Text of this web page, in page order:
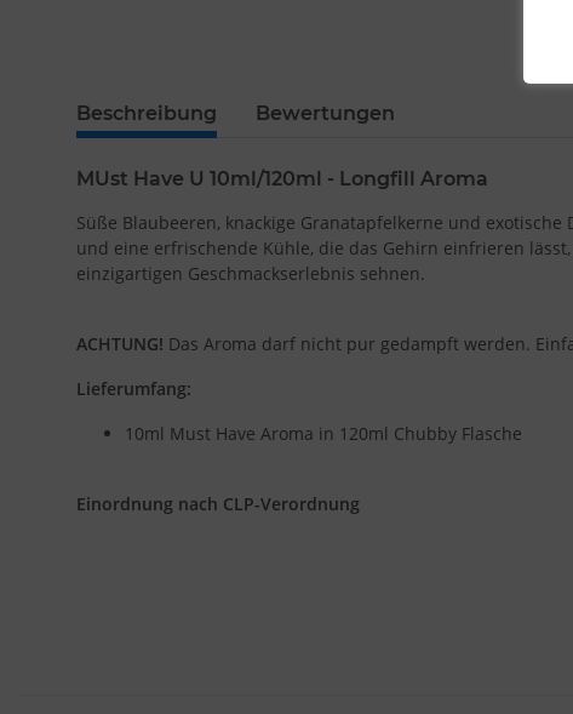
Beschreibung Bewertungen
MUst Have U 10ml/120ml - Longfill Aroma
Süße Blaubeeren, knackige Granatapfelkerne und
und eine erfrischende Kühle, die das Gehirn einfrieren
einzigartigen Geschmackserlebnis sehnen.
ACHTUNG! Das Aroma darf nicht pur gedampft werden.
Lieferumfang:
10ml Must Have Aroma in 120ml Chubby Flasche
Einordnung nach CLP-Verordnung